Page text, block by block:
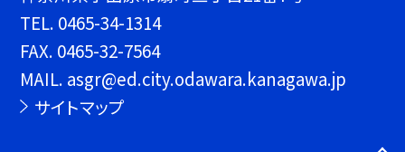
TEL. 0465-34-1314
FAX. 0465-32-7564
MAIL. asgr@ed.city.odawara.kanagawa.jp
サイトマップ